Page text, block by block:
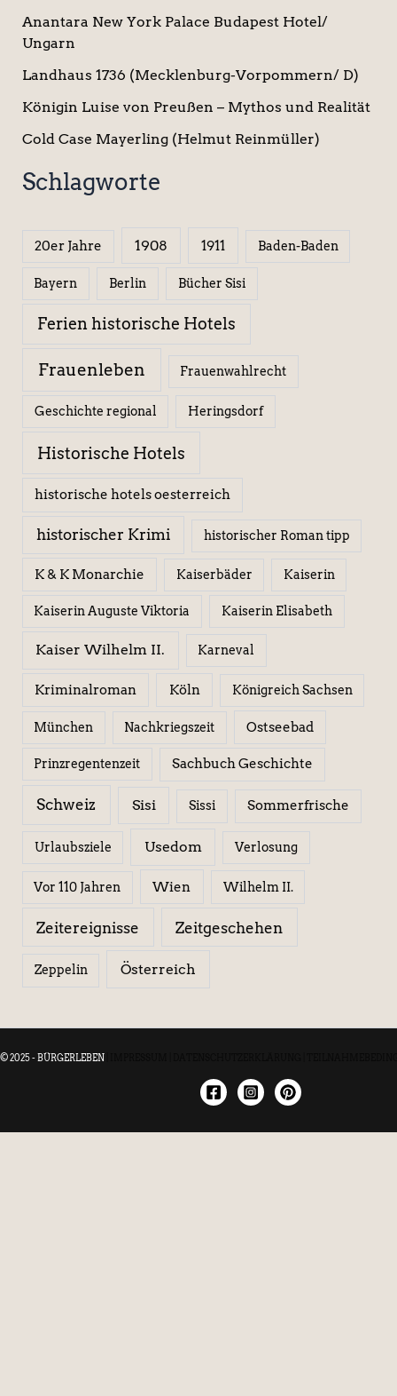
Anantara New York Palace Budapest Hotel/
Ungarn
Landhaus 1736 (Mecklenburg-Vorpommern/ D)
Königin Luise von Preußen – Mythos und Realität
Cold Case Mayerling (Helmut Reinmüller)
Schlagworte
20er Jahre 1908 1911 Baden-Baden
Bayern Berlin Bücher Sisi
Ferien historische Hotels
Frauenleben Frauenwahlrecht
Geschichte regional Heringsdorf
Historische Hotels
historische hotels oesterreich
historischer Krimi historischer Roman tipp
K & K Monarchie Kaiserbäder Kaiserin
Kaiserin Auguste Viktoria Kaiserin Elisabeth
Kaiser Wilhelm II. Karneval
Kriminalroman Köln Königreich Sachsen
München Nachkriegszeit Ostseebad
Prinzregentenzeit Sachbuch Geschichte
Schweiz Sisi Sissi Sommerfrische
Urlaubsziele Usedom Verlosung
Vor 110 Jahren Wien Wilhelm II.
Zeitereignisse Zeitgeschehen
Zeppelin Österreich
© 2025 - BÜRGERLEBEN